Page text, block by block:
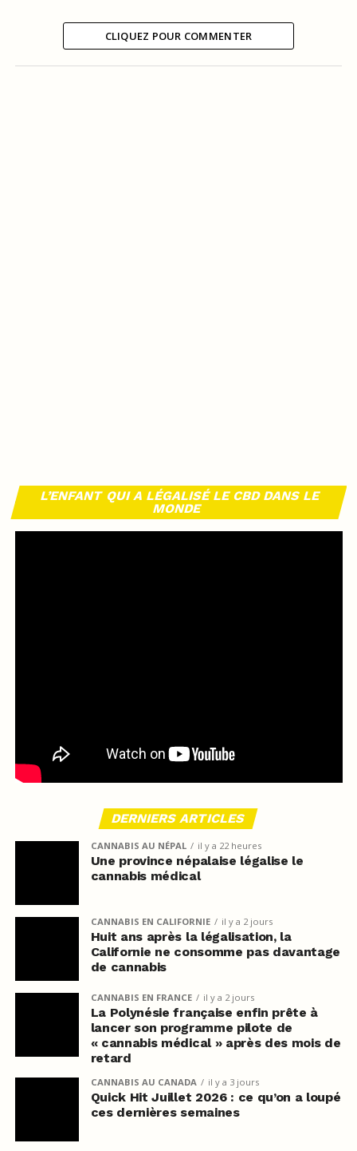
CLIQUEZ POUR COMMENTER
L’ENFANT QUI A LÉGALISÉ LE CBD DANS LE
MONDE
DERNIERS ARTICLES
CANNABIS AU NÉPAL il y a 22 heures
Une province népalaise légalise le
cannabis médical
CANNABIS EN CALIFORNIE il y a 2 jours
Huit ans après la légalisation, la
Californie ne consomme pas davantage
de cannabis
CANNABIS EN FRANCE il y a 2 jours
La Polynésie française enfin prête à
lancer son programme pilote de
« cannabis médical » après des mois de
retard
CANNABIS AU CANADA il y a 3 jours
Quick Hit Juillet 2026 : ce qu’on a loupé
ces dernières semaines